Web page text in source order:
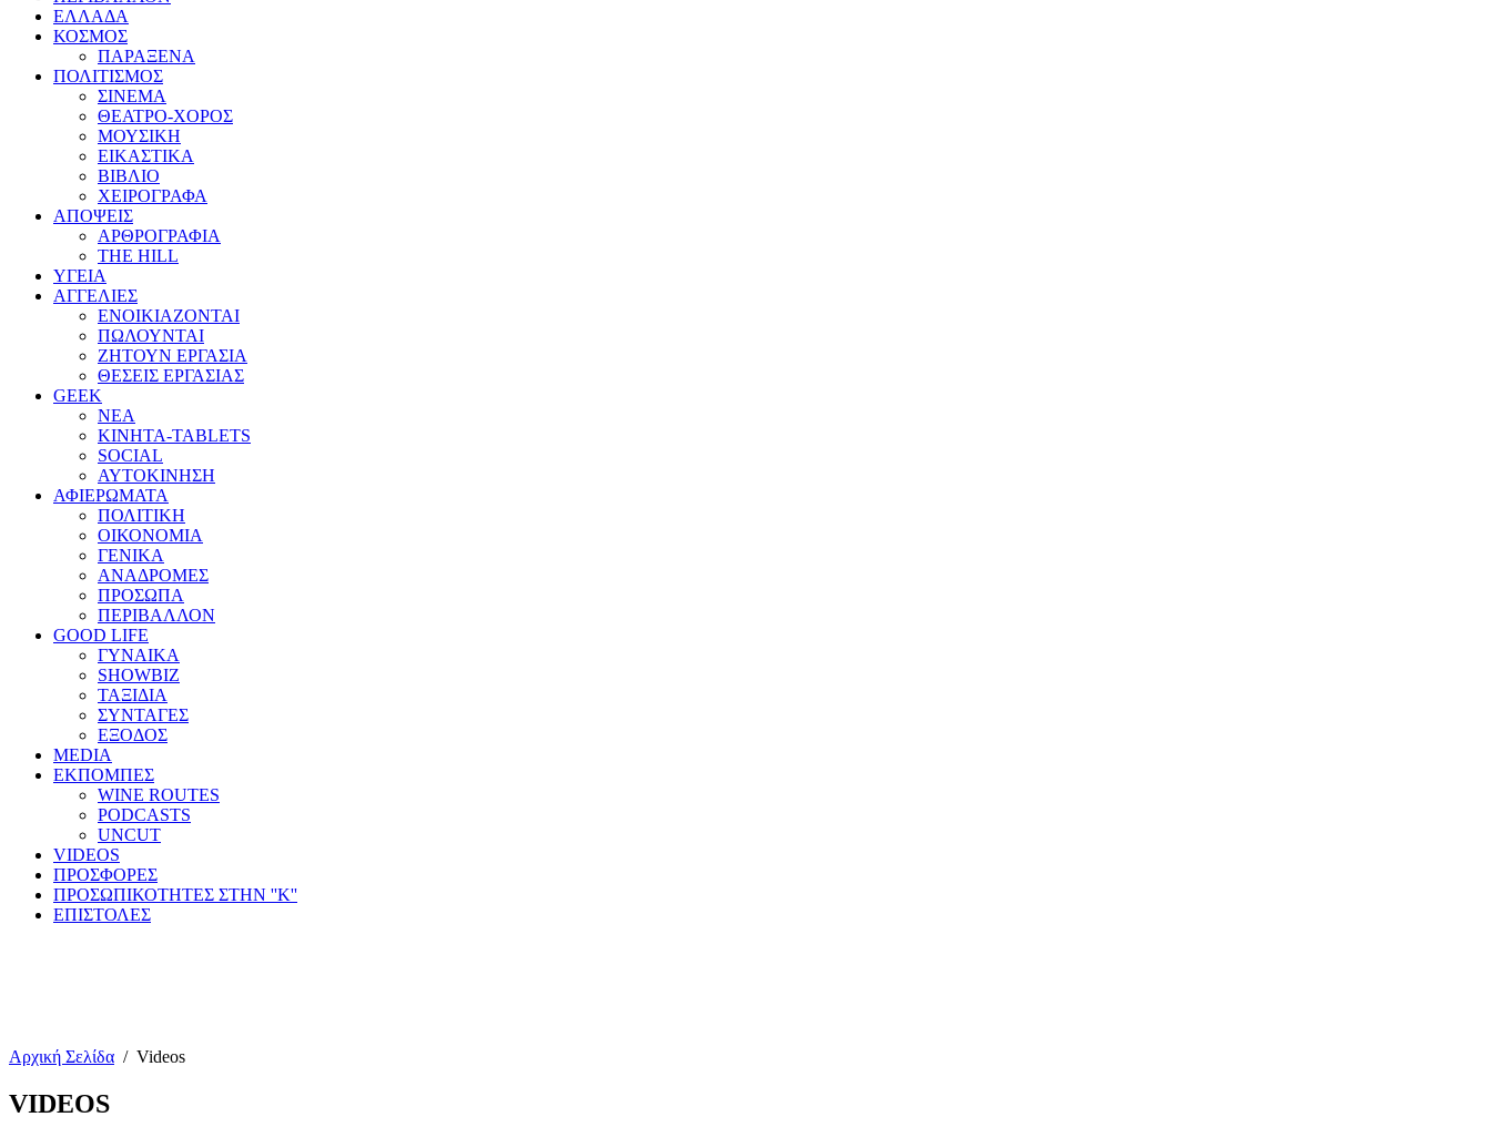
ΕΛΛΑΔΑ
ΚΟΣΜΟΣ
ΠΑΡΑΞΕΝΑ
ΠΟΛΙΤΙΣΜΟΣ
ΣΙΝΕΜΑ
ΘΕΑΤΡΟ-ΧΟΡΟΣ
ΜΟΥΣΙΚΗ
ΕΙΚΑΣΤΙΚΑ
ΒΙΒΛΙΟ
ΧΕΙΡΟΓΡΑΦΑ
ΑΠΟΨΕΙΣ
ΑΡΘΡΟΓΡΑΦΙΑ
THE HILL
ΥΓΕΙΑ
ΑΓΓΕΛΙΕΣ
ΕΝΟΙΚΙΑΖΟΝΤΑΙ
ΠΩΛΟΥΝΤΑΙ
ΖΗΤΟΥΝ ΕΡΓΑΣΙΑ
ΘΕΣΕΙΣ ΕΡΓΑΣΙΑΣ
GEEK
ΝΕΑ
ΚΙΝΗΤΑ-TABLETS
SOCIAL
ΑΥΤΟΚΙΝΗΣΗ
ΑΦΙΕΡΩΜΑΤΑ
ΠΟΛΙΤΙΚΗ
ΟΙΚΟΝΟΜΙΑ
ΓΕΝΙΚΑ
ΑΝΑΔΡΟΜΕΣ
ΠΡΟΣΩΠΑ
ΠΕΡΙΒΑΛΛΟΝ
GOOD LIFE
ΓΥΝΑΙΚΑ
SHOWBIZ
ΤΑΞΙΔΙΑ
ΣΥΝΤΑΓΕΣ
ΕΞΟΔΟΣ
MEDIA
ΕΚΠΟΜΠΕΣ
WINE ROUTES
PODCASTS
UNCUT
VIDEOS
ΠΡΟΣΦΟΡΕΣ
ΠΡΟΣΩΠΙΚΟΤΗΤΕΣ ΣΤΗΝ ''Κ''
ΕΠΙΣΤΟΛΕΣ
Αρχική Σελίδα / Videos
VIDEOS